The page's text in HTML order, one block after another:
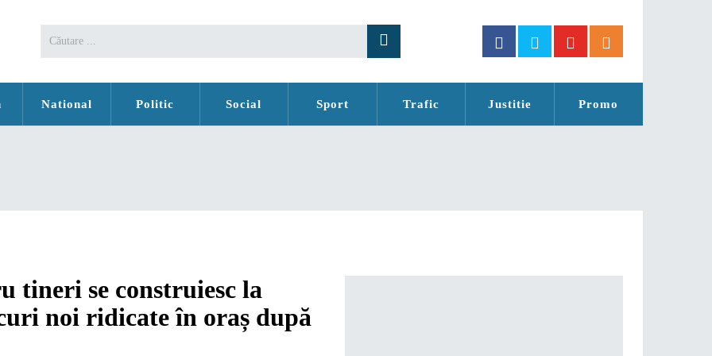
National Politic Social Sport Trafic Justitie Promo
tineri se construiesc la
noi ridicate în oraș după